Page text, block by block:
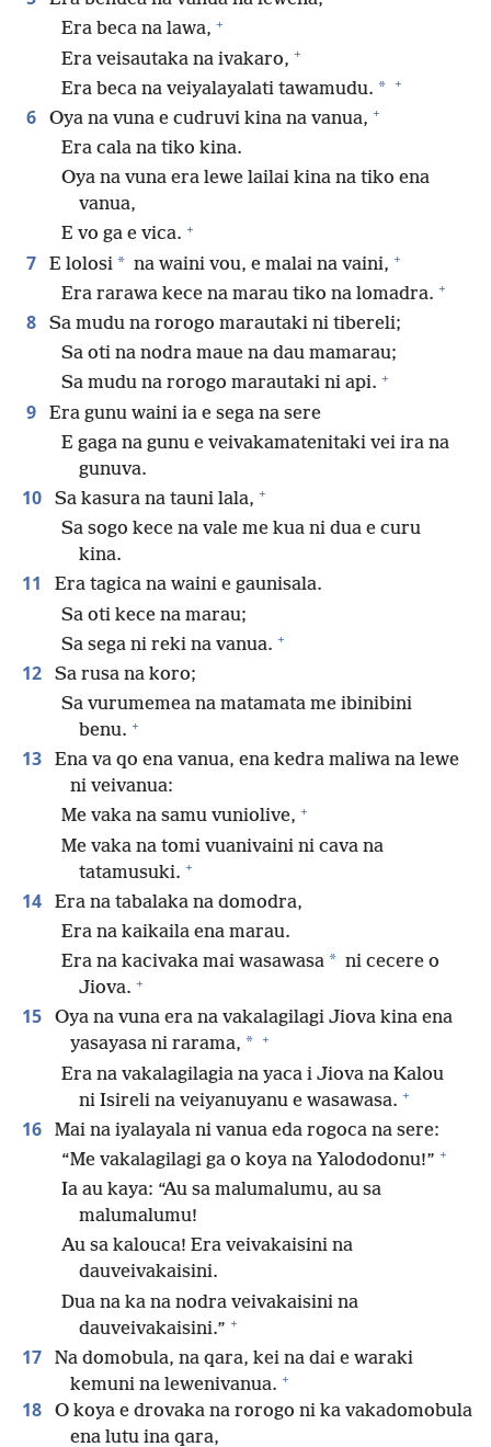
Era beca na lawa, +
Era veisautaka na ivakaro, +
Era beca na veiyalayalati tawamudu. * +
6 Oya na vuna e cudruvi kina na vanua, +
Era cala na tiko kina.
Oya na vuna era lewe lailai kina na tiko ena
vanua,
E vo ga e vica. +
7 E lolosi * na waini vou, e malai na vaini, +
Era rarawa kece na marau tiko na lomadra. +
8
Sa mudu na rorogo marautaki ni tibereli;
Sa oti na nodra maue na dau mamarau;
Sa mudu na rorogo marautaki ni api. +
9
Era gunu waini ia e sega na sere
E gaga na gunu e veivakamatenitaki vei ira na
gunuva.
10 Sa kasura na tauni lala, +
Sa sogo kece na vale me kua ni dua e curu
kina.
11
Era tagica na waini e gaunisala.
Sa oti kece na marau;
Sa sega ni reki na vanua. +
12
Sa rusa na koro;
Sa vurumemea na matamata me ibinibini
benu. +
13
Ena va qo ena vanua, ena kedra maliwa na lewe
ni veivanua:
Me vaka na samu vuniolive, +
Me vaka na tomi vuanivaini ni cava na
tatamusuki. +
14
Era na tabalaka na domodra,
Era na kaikaila ena marau.
Era na kacivaka mai wasawasa * ni cecere o
Jiova. +
15
Oya na vuna era na vakalagilagi Jiova kina ena
yasayasa ni rarama, * +
Era na vakalagilagia na yaca i Jiova na Kalou
ni Isireli na veiyanuyanu e wasawasa. +
16
Mai na iyalayala ni vanua eda rogoca na sere:
“Me vakalagilagi ga o koya na Yalododonu!” +
Ia au kaya: “Au sa malumalumu, au sa
malumalumu!
Au sa kalouca! Era veivakaisini na
dauveivakaisini.
Dua na ka na nodra veivakaisini na
dauveivakaisini.” +
17
Na domobula, na qara, kei na dai e waraki
kemuni na lewenivanua. +
18
O koya e drovaka na rorogo ni ka vakadomobula
ena lutu ina qara,